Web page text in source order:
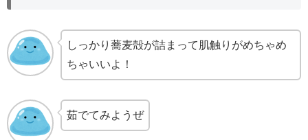
しっかり蕎麦殻が詰まって肌触りがめちゃめ
ちゃいいよ！
茹でてみようぜ